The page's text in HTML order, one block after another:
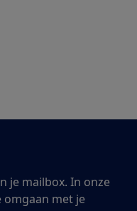
je mailbox. In onze
omgaan met je